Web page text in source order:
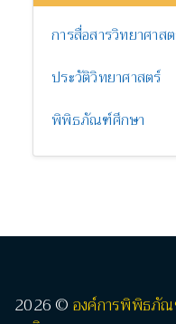
การสื่อสารวิทยาศาส
ประวัติวิทยาศาสตร์
พิพิธภัณฑ์ศึกษา
2026 © องค์การพิพิธภัณ